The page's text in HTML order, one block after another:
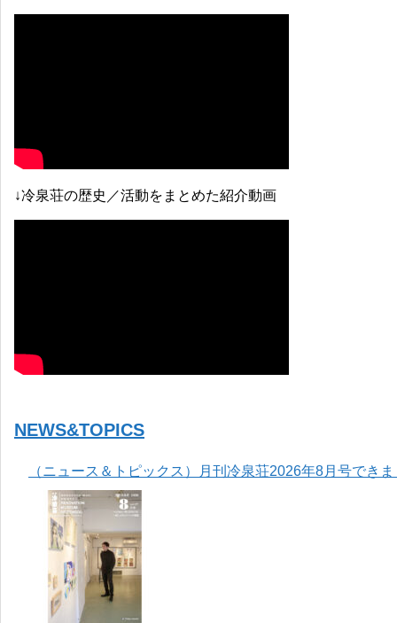
↓冷泉荘の歴史／活動をまとめた紹介動画
NEWS&TOPICS
（ニュース＆トピックス）月刊冷泉荘2026年8月号でき